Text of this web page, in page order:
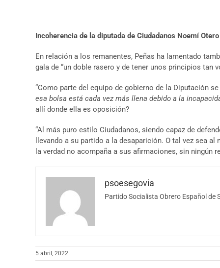
Incoherencia de la diputada de Ciudadanos Noemí Otero
En relación a los remanentes, Peñas ha lamentado
gala de “un doble rasero y de tener unos principios
“Como parte del equipo de gobierno de la Diputación
esa bolsa está cada vez más llena debido a la
allí donde ella es oposición?
“Al más puro estilo Ciudadanos, siendo capaz de
llevando a su partido a la desaparición. O tal vez sea
la verdad no acompaña a sus afirmaciones, sin ningún
psoesegovia
Partido Socialista Obrero Español de
5 abril, 2022